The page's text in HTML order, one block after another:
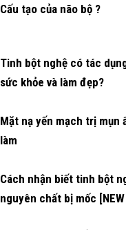
Cấu tạo của não bộ ?
Tinh bột nghệ có tác
sức khỏe và làm đẹp?
Mặt nạ yến mạch trị mụn
làm
Cách nhận biết tinh bột
nguyên chất bị mốc